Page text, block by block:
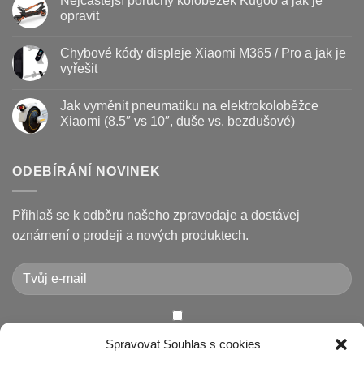
Spravovat Souhlas s cookies
kdy
jak
prodloužit
životnost
textu
s
vyměnit
brzdové
destičky
na
koloběžce
opravit
u
textu
s
poruchy
koloběžek
Kugoo
opravit
Chybové kódy displeje Xiaomi M365 / Pro a jak je
vyřešit
textu
s
displeje
Xiaomi
Pro
a
jak
je
Jak vyměnit pneumatiku na elektrokoloběžce
Xiaomi (8.5″ vs 10″, duše vs. bezdušové)
textu
s
vyměnit
pneumatiku
na
elektrokoloběžce
(8.5″
vs
10″,
duše
ODEBÍRÁNÍ NOVINEK
Přihlaš se k odběru našeho zpravodaje a dostávej
oznámení o prodeji a nových produktech.
Chcete-li odeslat tento formulář, musíte přijmout naše